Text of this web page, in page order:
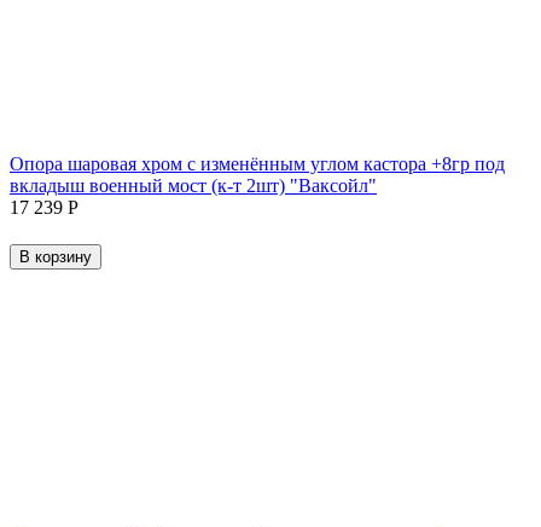
Опора шаровая хром с изменённым углом кастора +8гр под
вкладыш военный мост (к-т 2шт) "Ваксойл"
17 239 Р
В корзину